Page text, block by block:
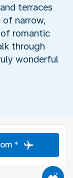
terraces
of narrow,
romantic
through
wonderful
*